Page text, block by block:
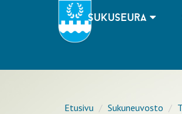
sukuseura
Etusivu Sukuneuvosto